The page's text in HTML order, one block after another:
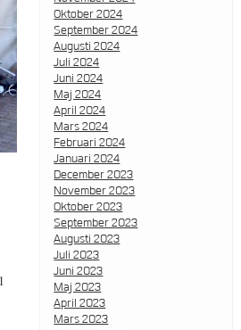
Oktober 2024
September 2024
Augusti 2024
Juli 2024
Juni 2024
Maj 2024
April 2024
Mars 2024
Februari 2024
Januari 2024
December 2023
November 2023
Oktober 2023
September 2023
Augusti 2023
Juli 2023
Juni 2023
Maj 2023
April 2023
Mars 2023